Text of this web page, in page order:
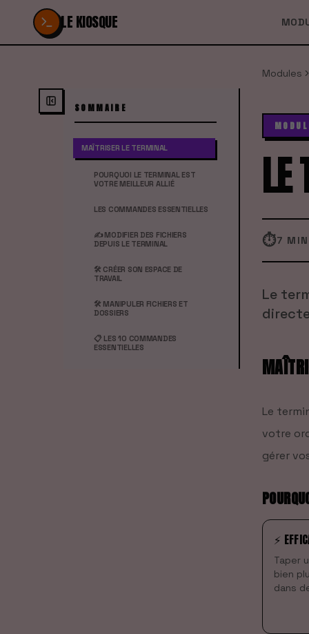
Passer au contenu
LE KIOSQUE
SOMMAIRE
MAÎTRISER LE TERMINAL
POURQUOI LE TERMINAL EST
VOTRE MEILLEUR ALLIÉ
LES COMMANDES ESSENTIELLES
✍️ MODIFIER DES FICHIERS
DEPUIS LE TERMINAL
🛠️ CRÉER SON ESPACE DE
TRAVAIL
🛠️ MANIPULER FICHIERS ET
DOSSIERS
📋 LES 10 COMMANDES
ESSENTIELLES
Modules
LE
⏱7 MIN
Le
Le
votre
gérer
⚡
Taper
bien
dans